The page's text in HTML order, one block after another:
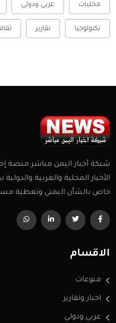
محليات عربي ودولي
تكنولوجيا تقارير
شبكة أخبار اليمن مباشر منصة
الأخبار المحلية والعربية
خاص بالشأن اليمني وتغطية
الاقسام
منوعات
اخبار وتقارير
عربي ودولي